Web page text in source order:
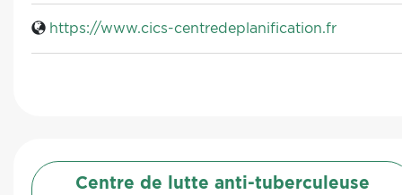
https://www.cics-centredeplanification.fr
Centre de lutte anti-tuberculeuse